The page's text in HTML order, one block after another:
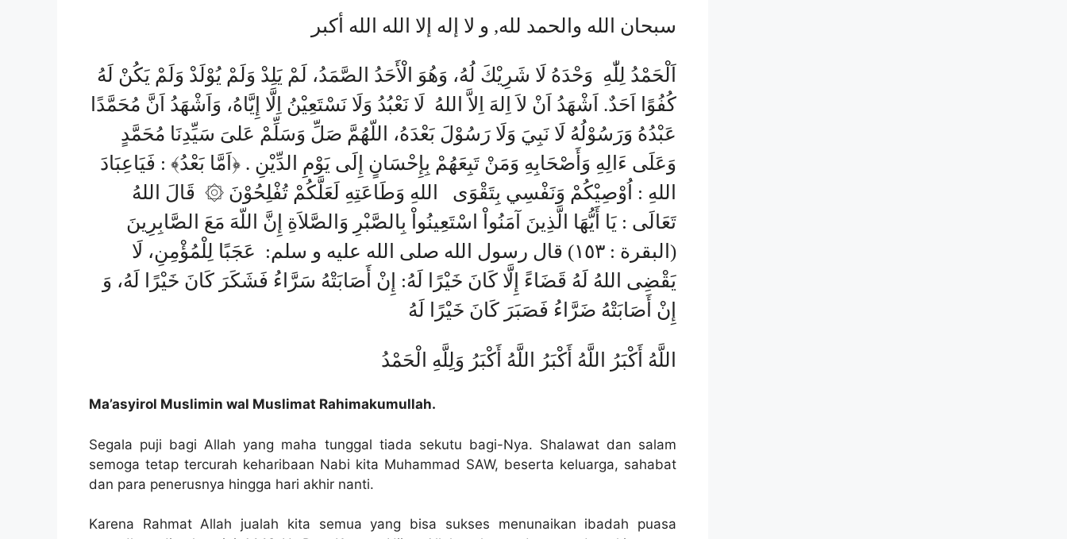
سبحان الله والحمد لله, و لا إله إلا الله الله أكبر
اَلْحَمْدُ لِلّٰهِ وَحْدَهُ لَا شَرِيْكَ لُهُ، وَهُوَ الْأَحَدُ الصَّمَدُ، لَمْ يَلِدْ وَلَمْ يُوْلَدْ وَلَمْ يَكُنْ لَهُ
كُفُوًا اَحَدٌ. اَشْهَدُ اَنْ لاَ اِلهَ اِلاَّ اللهُ لَا نَعْبُدُ وَلَا نَسْتَعِيْنُ اِلَّا إِيَّاهُ، وَاَشْهَدُ اَنَّ مُحَمَّدًا
عَبْدُهُ وَرَسُوْلُهُ لَا نَبِيَ وَلَا رَسُوْلَ بَعْدَهُ، اللّهُمَّ صَلِّ وَسَلِّمْ عَلىَ سَيِّدِنَا مُحَمَّدٍ
وَعَلَى ءَالِهِ وَأَصْحَابِهِ وَمَنْ تَبِعَهُمْ بِإِحْسَانٍ إِلَى يَوْمِ الدِّيْنِ . ﴿اَمَّا بَعْدُ﴾ : فَيَاعِبَادَ
اللهِ : اُوْصِيْكُمْ وَنَفْسِي بِتَقْوَى اللهِ وَطَاعَتِهِ لَعَلَّكُمْ تُفْلِحُوْنَ ۞ قَالَ اللهُ
تَعَالَى : يَا أَيُّهَا الَّذِينَ آمَنُواْ اسْتَعِينُواْ بِالصَّبْرِ وَالصَّلاَةِ إِنَّ اللّهَ مَعَ الصَّابِرِينَ
(البقرة : ١٥٣) قال رسول الله صلى الله عليه و سلم: عَجَبًا لِلْمُؤْمِنِ، لَا
يَقْضِى اللهُ لَهُ قَضَاءً إِلَّا كَانَ خَيْرًا لَهُ: إِنْ أَصَابَتْهُ سَرَّاءُ فَشَكَرَ كَانَ خَيْرًا لَهُ، وَ
إِنْ أَصَابَتْهُ ضَرَّاءُ فَصَبَرَ كَانَ خَيْرًا لَهُ
اللَّهُ أَكْبَرُ اللَّهُ أَكْبَرُ اللَّهُ أَكْبَرُ وَلِلَّهِ الْحَمْدُ
Ma’asyirol Muslimin wal Muslimat Rahimakumullah.
Segala puji bagi Allah yang maha tunggal tiada sekutu bagi-Nya. Shalawat dan salam
semoga tetap tercurah keharibaan Nabi kita Muhammad SAW, beserta keluarga, sahabat
dan para penerusnya hingga hari akhir nanti.
Karena Rahmat Allah jualah kita semua yang bisa sukses menunaikan ibadah puasa